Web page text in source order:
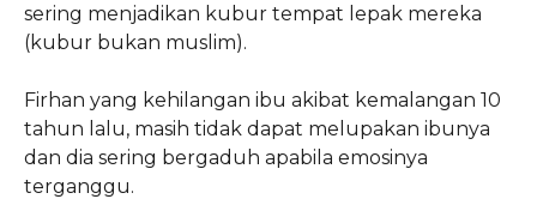
sering menjadikan kubur tempat lepak mereka
(kubur bukan muslim).
Firhan yang kehilangan ibu akibat kemalangan 10
tahun lalu, masih tidak dapat melupakan ibunya
dan dia sering bergaduh apabila emosinya
terganggu.